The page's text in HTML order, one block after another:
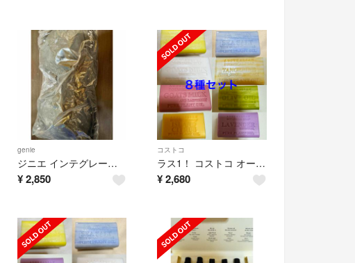
genie
ジニエ インテグレート ブラ LLサイズ
¥ 2,850
コストコ
ラス1！ コストコ オーストラリアン ボタニカル ソープ 8種セット
¥2,680